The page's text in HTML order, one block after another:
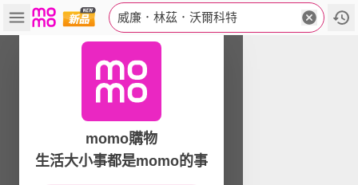
威廉．林茲．沃爾科特
momo購物
生活大小事都是momo的事